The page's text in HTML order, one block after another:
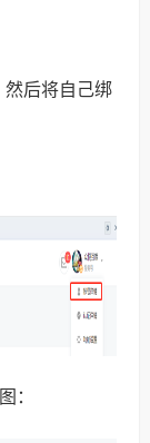
然后将自己绑
：